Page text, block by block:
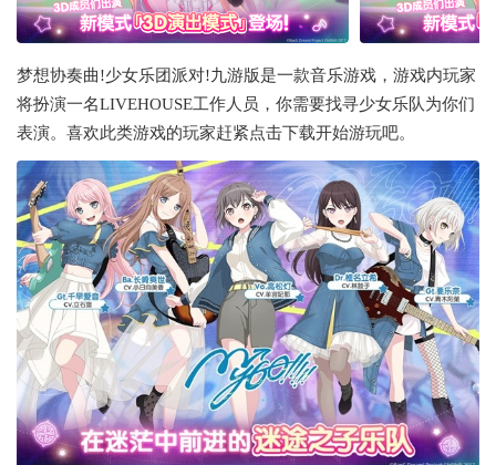
梦想协奏曲!少女乐团派对!九游版是一款音乐游戏，游戏内玩家
将扮演一名LIVEHOUSE工作人员，你需要找寻少女乐队为你们
表演。喜欢此类游戏的玩家赶紧点击下载开始游玩吧。